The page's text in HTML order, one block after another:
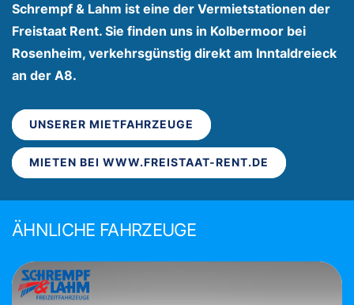
Schrempf & Lahm ist eine der Vermietstationen der
Freistaat Rent. Sie finden uns in Kolbermoor bei
Rosenheim, verkehrsgünstig direkt am Inntaldreieck
an der A8.
UNSERER MIETFAHRZEUGE
MIETEN BEI WWW.FREISTAAT-RENT.DE
ÄHNLICHE FAHRZEUGE